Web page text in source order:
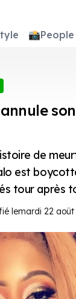
📸People
de
est
tour après
lemardi 22 août